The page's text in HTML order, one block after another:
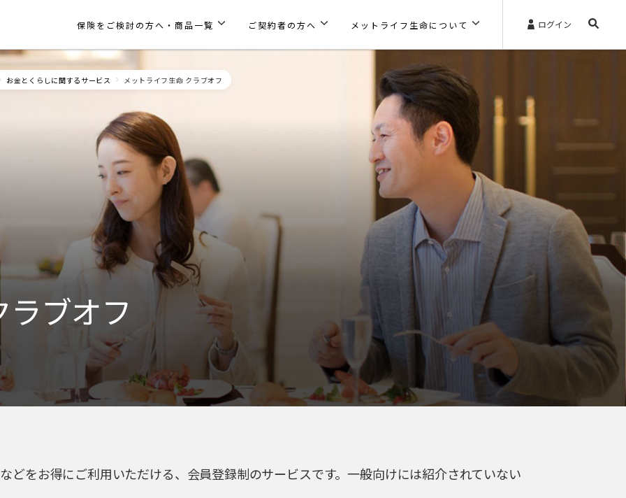
保険をご検討の方へ・商品一覧 ご契約者の方へ メットライフ生命について ログイン
お金とくらしに関するサービス メットライフ生命 クラブオフ
ブオフ
どをお得にご利用いただける、会員登録制のサービスです。一般向けには紹介されていない